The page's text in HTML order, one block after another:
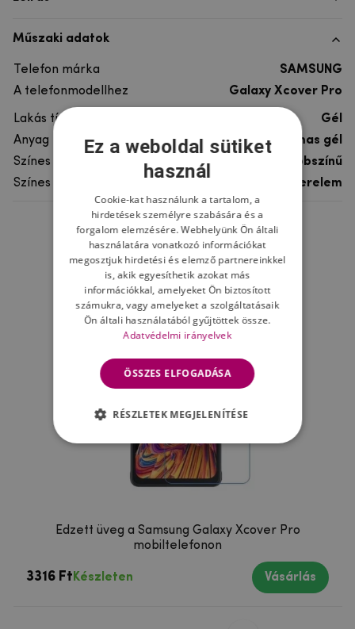
Műszaki adatok
Telefon márka
SAMSUNG
A telefonmodellhez
Galaxy Xcover Pro
Lakás típusa
Gél
Anyag
rugalmas gél
Színes
többszínű
Színes motívum
Szerelem
Ne felejtsd el
Edzett üveg a Samsung Galaxy Xcover Pro
mobiltelefonon
3316 Ft Készleten Vásárlás
Ez a weboldal sütiket
használ
Cookie-kat használunk a tartalom, a
hirdetések személyre szabására és a
forgalom elemzésére. Webhelyünk Ön általi
használatára vonatkozó információkat
megosztjuk hirdetési és elemző partnereinkkel
is, akik egyesíthetik azokat más
információkkal, amelyeket Ön biztosított
számukra, vagy amelyeket a szolgáltatásaik
Ön általi használatából gyűjtöttek össze.
Adatvédelmi irányelvek
ÖSSZES ELFOGADÁSA
RÉSZLETEK MEGJELENÍTÉSE